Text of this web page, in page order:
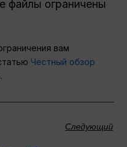
файлы ограничены
вам
Честный обзор
Следующий